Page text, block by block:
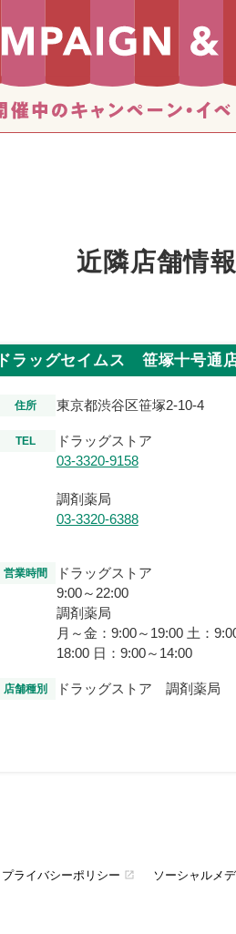
近隣店舗情報
ドラッグセイムス 笹塚十号通
住所 東京都渋谷区笹塚2-10-4
TEL
ドラッグストア
03-3320-9158
調剤薬局
03-3320-6388
営業時間
ドラッグストア
9:00～22:00
調剤薬局
月～金：9:00～19:00 土：
18:00 日：9:00～14:00
店舗種別 ドラッグストア 調剤薬局
プライバシーポリシー open_in_new ソーシャルメ